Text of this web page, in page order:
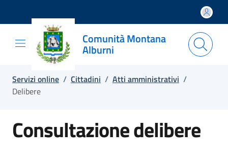
Salta e vai al contenuto
Salta e vai al footer
Comunità Montana
Alburni
Servizi online / Cittadini / Atti amministrativi /
Delibere
Consultazione delibere